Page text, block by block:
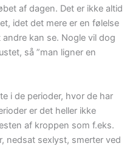
af dagen. Det er ikke altid
idet det mere er en følelse
kan se. Nogle vil dog
så ”man ligner en
i de perioder, hvor de har
er det heller ikke
af kroppen som f.eks.
nedsat sexlyst, smerter ved